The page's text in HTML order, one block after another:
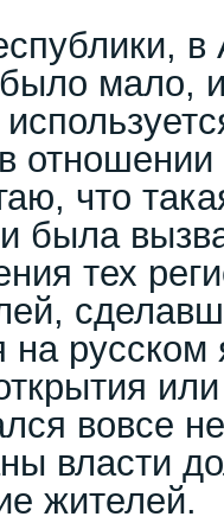
мало,
отношении
что
была
тех
на
вовсе
власти
жителей.